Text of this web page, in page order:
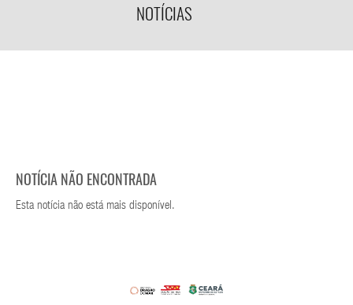
NOTÍCIAS
NOTÍCIA NÃO ENCONTRADA
Esta notícia não está mais disponível.